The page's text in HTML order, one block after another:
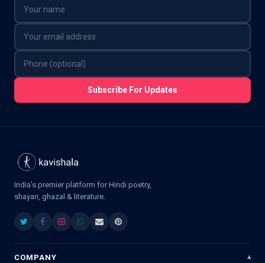
Subscribe For Updates
India's premier platform for Hindi poetry,
shayari, ghazal & literature.
COMPANY